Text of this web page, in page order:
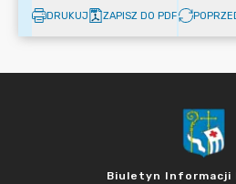
DRUKUJ ZAPISZ DO PDF
Biuletyn Informacji